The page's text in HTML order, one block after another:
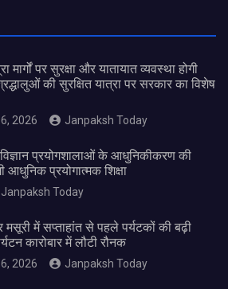
मार्गों पर सुरक्षा और यातायात व्यवस्था होगी
की सुरक्षित यात्रा पर सरकार का विशेष
2026 Janpaksh Today
प्रयोगशालाओं के आधुनिकीकरण की
आधुनिक प्रयोगात्मक शिक्षा
Janpaksh Today
में सप्ताहांत से पहले पर्यटकों की बढ़ी
कारोबार में लौटी रौनक
2026 Janpaksh Today